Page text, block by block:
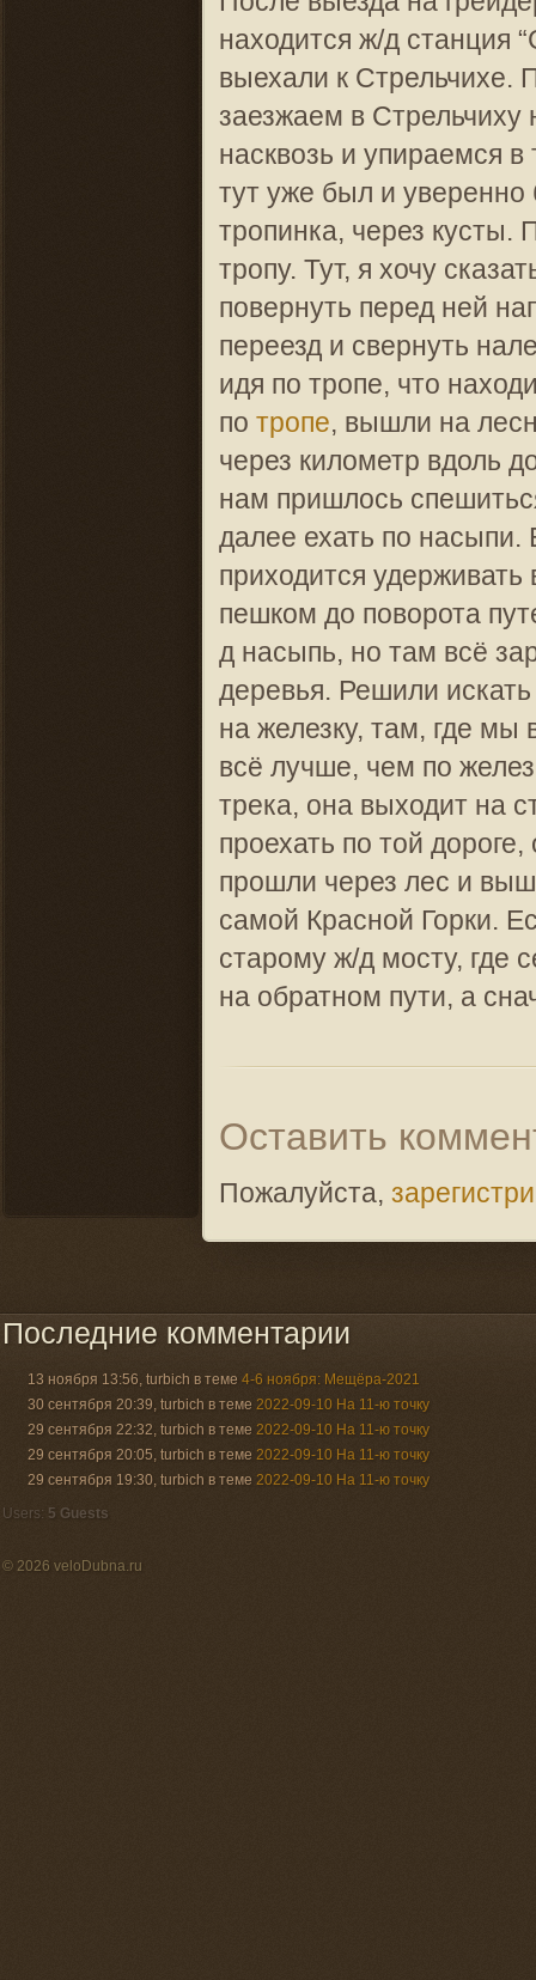
находится ж/д станция
выехали к Стрельчихе.
заезжаем в
насквозь и упираемся
тут уже был и уверенно
тропинка, через
тропу. Тут, я хочу
повернуть перед ней
переезд и свернуть
идя по тропе, что
по тропе, вышли на
через километр вдоль
нам пришлось
далее ехать по
приходится
пешком до поворота
д насыпь, но там всё
деревья. Решили
на железку, там, где
всё лучше, чем по
трека, она выходит на
проехать по той
прошли через лес и
самой Красной Горки.
старому ж/д мосту, где
на обратном пути, а
Оставить
Пожалуйста,
Последние комментарии
13 ноября 13:56, turbich в теме 4-6 ноября: Мещёра-2021
30 сентября 20:39, turbich в теме 2022-09-10 На 11-ю точку
29 сентября 22:32, turbich в теме 2022-09-10 На 11-ю точку
29 сентября 20:05, turbich в теме 2022-09-10 На 11-ю точку
29 сентября 19:30, turbich в теме 2022-09-10 На 11-ю точку
Users: 5 Guests
© 2026 veloDubna.ru